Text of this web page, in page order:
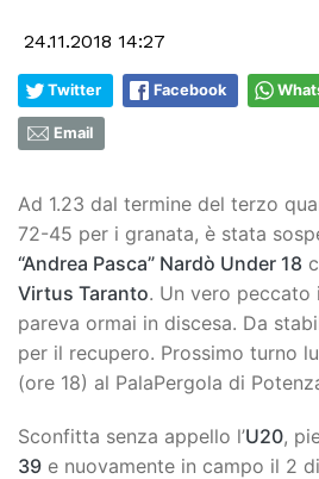
24.11.2018 14:27
Twitter Facebook
Email
Ad 1.23 dal termine del terzo
72-45 per i granata, è stata
“Andrea Pasca” Nardò Under 18
Virtus Taranto. Un vero peccato
pareva ormai in discesa. Da
per il recupero. Prossimo turno
(ore 18) al PalaPergola di
Sconfitta senza appello l’U20,
39 e nuovamente in campo il 2